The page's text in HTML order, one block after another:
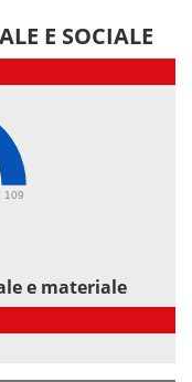
E SOCIALE
109
e materiale